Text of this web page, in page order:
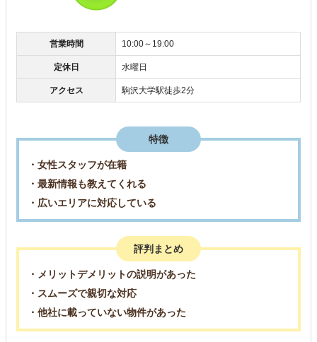
営業時間 10:00～19:00
定休日 水曜日
アクセス 駒沢大学駅徒歩2分
特徴
・女性スタッフが在籍
・最新情報も教えてくれる
・広いエリアに対応している
評判まとめ
・メリットデメリットの説明があった
・スムーズで親切な対応
・他社に載っていない物件があった